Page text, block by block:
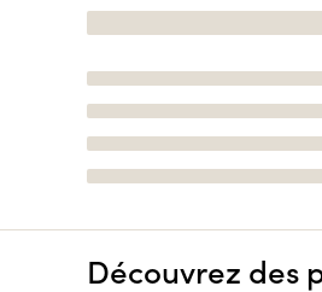
Découvrez des